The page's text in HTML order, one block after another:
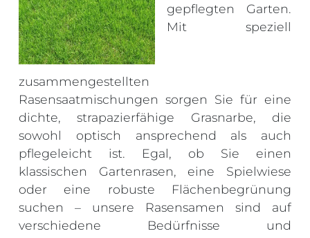
gepflegten Garten.
Mit speziell
zusammengestellten
Rasensaatmischungen sorgen Sie für eine
dichte, strapazierfähige Grasnarbe, die
sowohl optisch ansprechend als auch
pflegeleicht ist. Egal, ob Sie einen
klassischen Gartenrasen, eine Spielwiese
oder eine robuste Flächenbegrünung
suchen – unsere Rasensamen sind auf
verschiedene Bedürfnisse und